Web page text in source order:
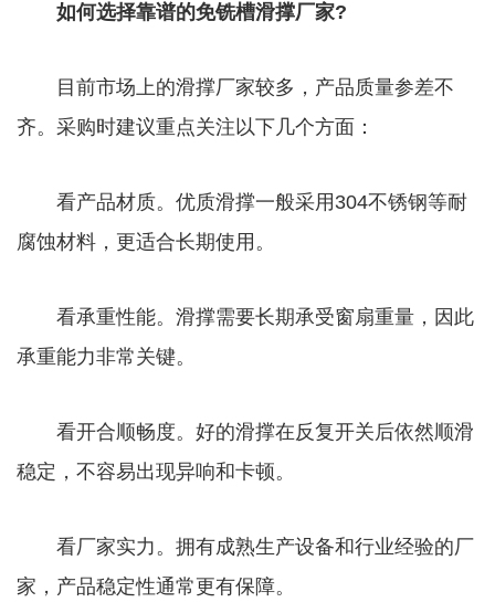
如何选择靠谱的免铣槽滑撑厂家?
目前市场上的滑撑厂家较多，产品质量参差不
齐。采购时建议重点关注以下几个方面：
看产品材质。优质滑撑一般采用304不锈钢等耐
腐蚀材料，更适合长期使用。
看承重性能。滑撑需要长期承受窗扇重量，因此
承重能力非常关键。
看开合顺畅度。好的滑撑在反复开关后依然顺滑
稳定，不容易出现异响和卡顿。
看厂家实力。拥有成熟生产设备和行业经验的厂
家，产品稳定性通常更有保障。